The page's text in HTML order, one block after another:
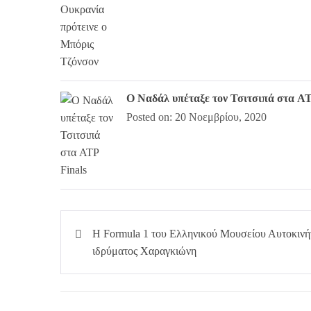
Ο Ναδάλ υπέταξε τον Τσιτσιπά στα
Posted on: 20 Νοεμβρίου, 2020
Πλοήγηση
άρθρων
Η Formula 1 του Ελληνικού Μουσείου
ιδρύματος Χαραγκιώνη